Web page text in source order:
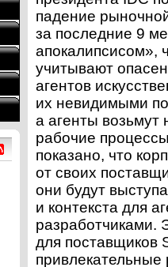
падение
за последние 9
апокалипсисом»,
учитывают
агентов
их невидимыми
а агенты возьмут
рабочие
показано, что
от своих
они будут
и контекста для
разработчиками.
для поставщиков